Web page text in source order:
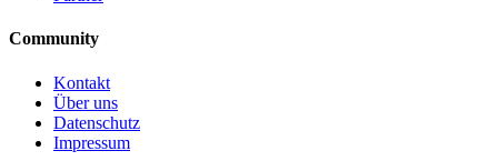
Community
Kontakt
Über uns
Datenschutz
Impressum